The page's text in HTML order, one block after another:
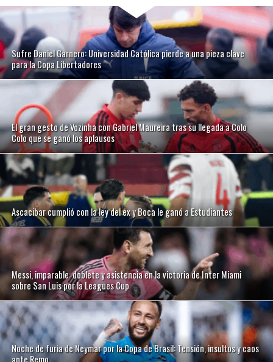
Sufre Daniel Garnero: Universidad Católica pierde a una pieza clave
para la Copa Libertadores
El gran gesto de Vozinha con Gabriel Maureira tras su llegada a Colo
Colo que se ganó los aplausos
Ascacibar cumplió con la ley del ex y Boca le ganó a Estudiantes
Messi, imparable: doblete y asistencia en la victoria de Inter Miami
sobre San Luis por la Leagues Cup
Noche de furia de Neymar por la Copa de Brasil: Tensión, insultos y caos